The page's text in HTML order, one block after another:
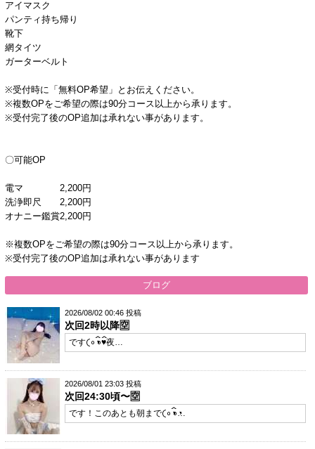
アイマスク
パンティ持ち帰り
靴下
網タイツ
ガーターベルト
※受付時に「無料OP希望」とお伝えください。
※複数OPをご希望の際は90分コース以上から承ります。
※受付完了後のOP追加は承れない事があります。
〇可能OP
電マ 2,200円
洗浄即尺 2,200円
オナニー鑑賞2,200円
※複数OPをご希望の際は90分コース以上から承ります。
※受付完了後のOP追加は承れない事があります
ブログ
2026/08/02 00:46 投稿
次回2時以降🈳
です𛰙᭜𖫴𖫰𖫱𖫳𖫲𖫲𖫳𖫴𖫰𖫱꛰ ᭜𖫴𖫰𖫱𖫳𖫲𖫲𖫳𖫴𖫰𖫱꛰♥夜…
2026/08/01 23:03 投稿
次回24:30頃〜🈳
です！このあとも朝まで𛰙᭜𖫴𖫰𖫱𖫳𖫲𖫲𖫳𖫴𖫰𖫱꛰ ᭜𖫴𖫰𖫱𖫳…